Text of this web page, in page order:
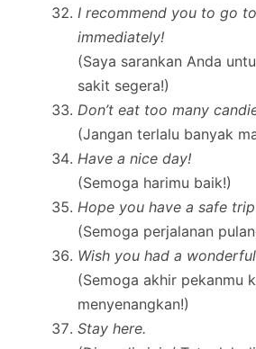
I recommend you to go
immediately!
(Saya sarankan Anda
sakit segera!)
Don’t eat too many
(Jangan terlalu banyak
Have a nice day!
(Semoga harimu baik!)
Hope you have a safe
(Semoga perjalanan
Wish you had a
(Semoga akhir pekanmu
menyenangkan!)
Stay here.